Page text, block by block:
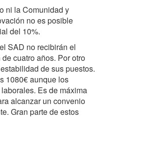
ni la Comunidad y
no es posible
del 10%.
SAD no recibirán el
cuatro años. Por otro
de sus puestos.
1080€ aunque los
Es de máxima
alcanzar un convenio
Gran parte de estos